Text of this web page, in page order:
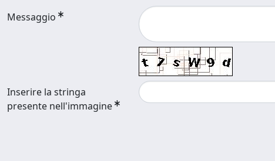
Messaggio
Inserire la stringa
presente nell'immagine